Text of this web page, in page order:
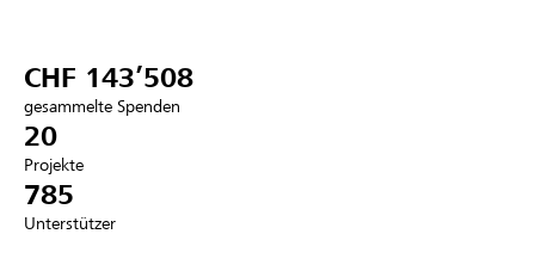
Anmelden
CHF 143’508
gesammelte Spenden
20
Projekte
785
Unterstützer